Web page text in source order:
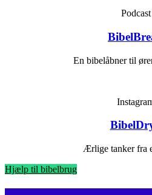
Podcast
En bibelåbner til
Ærlige tanker fra
Hjælp til bibelbrug